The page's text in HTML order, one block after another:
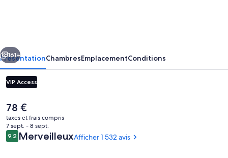
by
Kingston
Hotels
Suivant
161+
PrésentationChambresEmplacementConditions
VIP Access
Le
prix
actuel
est
de
78 €
taxes et frais compris
7 sept. - 8 sept.
Avis
voyageurs
9,29,2 sur 10
MerveilleuxAfficher 1 532 avis